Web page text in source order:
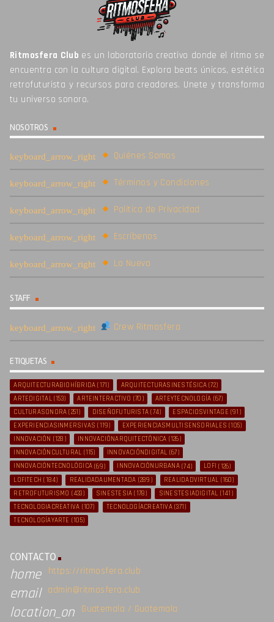
Ritmosfera Club es un laboratorio creativo donde el ritmo se
encuentra con la cultura digital. Explora beats únicos, estética
retrofuturista y recursos para creadores. Unete y transforma
tu universo sonoro.
NOSOTROS
Quiénes Somos
Términos y Condiciones
Política de Privacidad
Escríbenos
Lo Nuevo
STAFF
Crew Ritmosfera
ETIQUETAS
ARQUITECTURABIOHÍBRIDA (171) ARQUITECTURASINESTÉSICA(72)
ARTEDIGITAL(153) ARTEINTERACTIVO (70) ARTEYTECNOLOGÍA (67)
CULTURASONORA (251) DISEÑOFUTURISTA (74) ESPACIOSVINTAGE (91)
EXPERIENCIASINMERSIVAS (119) EXPERIENCIASMULTISENSORIALES (105)
INNOVACIÓN (128) INNOVACIÓNARQUITECTÓNICA (126)
INNOVACIÓNCULTURAL (115) INNOVACIÓNDIGITAL (67)
INNOVACIÓNTECNOLÓGICA (69) INNOVACIÓNURBANA(74) LOFI (126)
LOFITECH (184) REALIDADAUMENTADA (289) REALIDADVIRTUAL (160)
RETROFUTURISMO (433) SINESTESIA (178) SINESTESIADIGITAL (141)
TECNOLOGIACREATIVA (107) TECNOLOGÍACREATIVA(371)
TECNOLOGÍAYARTE (105)
CONTACTO
home https://ritmosfera.club
email admin@ritmosfera.club
location_on Guatemala / Guatemala